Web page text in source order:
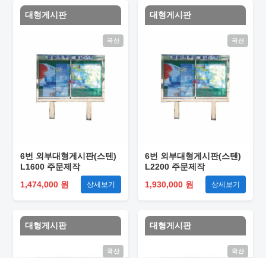
대형게시판
국산
6번 외부대형게시판(스텐)
L1600 주문제작
1,474,000 원
상세보기
대형게시판
국산
6번 외부대형게시판(스텐)
L2200 주문제작
1,930,000 원
상세보기
대형게시판
국산
대형게시판
국산